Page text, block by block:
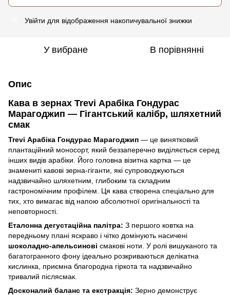
Увійти для відображення накопичувальної знижки
У вибране В порівнянні
Опис
Кава в зернах Trevi Арабіка Гондурас
Марагоджип — Гігантський калібр, шляхетний
смак
Trevi Арабіка Гондурас Марагоджип — це винятковий
плантаційний моносорт, який беззаперечно виділяється серед
інших видів арабіки. Його головна візитна картка — це
знамениті кавові зерна-гіганти, які супроводжуються
надзвичайно шляхетним, глибоким та складним
гастрономічним профілем. Ця кава створена спеціально для
тих, хто вимагає від напою абсолютної оригінальності та
неповторності.
Еталонна дегустаційна палітра: З першого ковтка на
передньому плані яскраво і чітко домінують насичені
шоколадно-апельсинові смакові ноти. У ролі вишуканого та
багатогранного фону ідеально розкриваються делікатна
кислинка, приємна благородна гіркота та надзвичайно
тривалий післясмак.
Досконалий баланс та екстракція: Зерно демонструє